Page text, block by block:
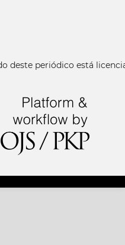
deste periódico está